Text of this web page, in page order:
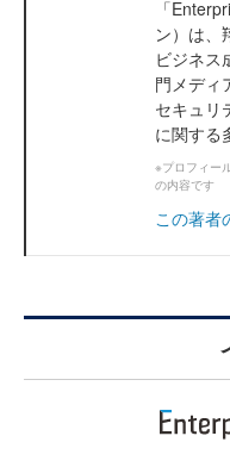
「
ン）は、
ビジネス
門メディ
セキュリ
に関する
※プロフィー
の内容です
この著者